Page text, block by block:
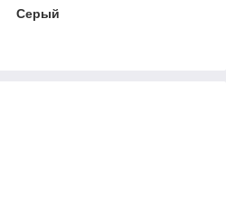
Серый